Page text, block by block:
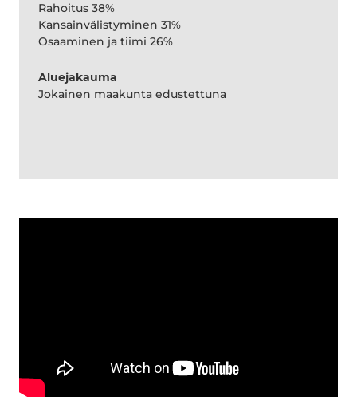
Rahoitus 38%
Kansainvälistyminen 31%
Osaaminen ja tiimi 26%
Aluejakauma
Jokainen maakunta edustettuna